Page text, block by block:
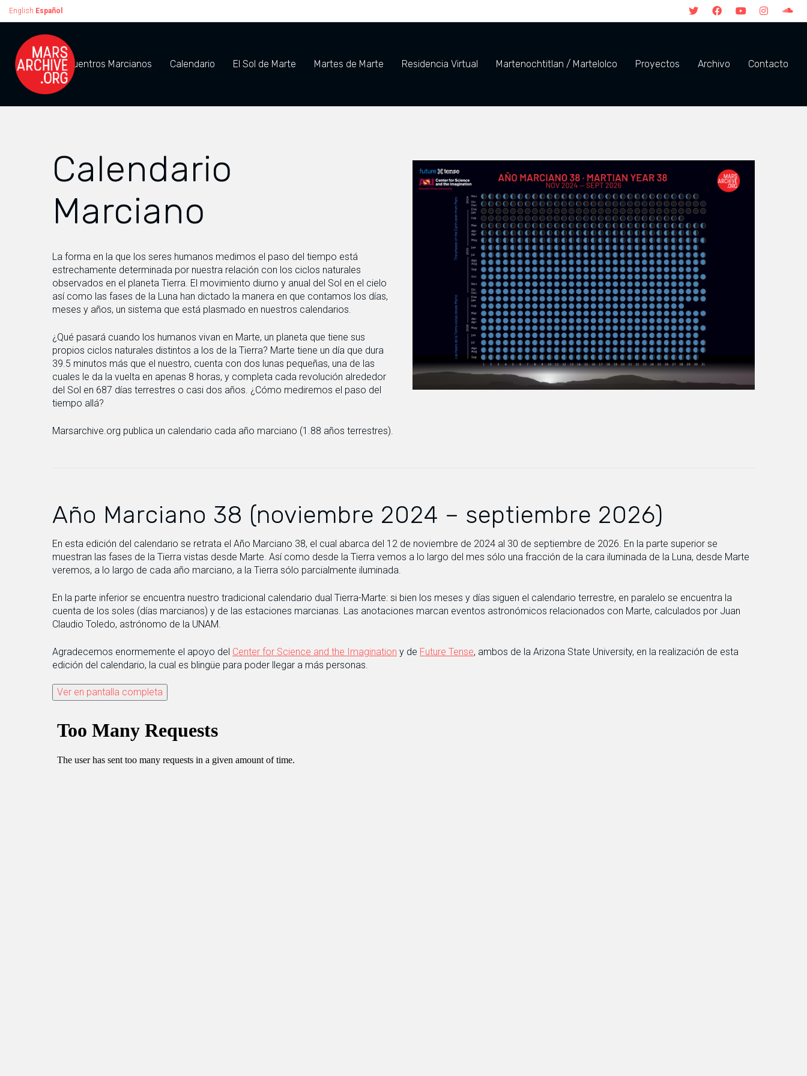
English Español
Encuentros Marcianos Calendario El Sol de Marte Martes de Marte Residencia Virtual Martenochtitlan / Martelolco Proyectos Archivo Contacto
Calendario
Marciano
La forma en la que los seres humanos medimos el paso del tiempo está
estrechamente determinada por nuestra relación con los ciclos naturales
observados en el planeta Tierra. El movimiento diurno y anual del Sol en el cielo
así como las fases de la Luna han dictado la manera en que contamos los días,
meses y años, un sistema que está plasmado en nuestros calendarios.
¿Qué pasará cuando los humanos vivan en Marte, un planeta que tiene sus
propios ciclos naturales distintos a los de la Tierra? Marte tiene un día que dura
39.5 minutos más que el nuestro, cuenta con dos lunas pequeñas, una de las
cuales le da la vuelta en apenas 8 horas, y completa cada revolución alrededor
del Sol en 687 días terrestres o casi dos años. ¿Cómo mediremos el paso del
tiempo allá?
Marsarchive.org publica un calendario cada año marciano (1.88 años terrestres).
Año Marciano 38 (noviembre 2024 – septiembre 2026)
En esta edición del calendario se retrata el Año Marciano 38, el cual abarca del 12 de noviembre de 2024 al 30 de septiembre de 2026. En la parte superior se
muestran las fases de la Tierra vistas desde Marte. Así como desde la Tierra vemos a lo largo del mes sólo una fracción de la cara iluminada de la Luna, desde Marte
veremos, a lo largo de cada año marciano, a la Tierra sólo parcialmente iluminada.
En la parte inferior se encuentra nuestro tradicional calendario dual Tierra-Marte: si bien los meses y días siguen el calendario terrestre, en paralelo se encuentra la
cuenta de los soles (días marcianos) y de las estaciones marcianas. Las anotaciones marcan eventos astronómicos relacionados con Marte, calculados por Juan
Claudio Toledo, astrónomo de la UNAM.
Agradecemos enormemente el apoyo del Center for Science and the Imagination y de Future Tense, ambos de la Arizona State University, en la realización de esta
edición del calendario, la cual es blingüe para poder llegar a más personas.
Ver en pantalla completa